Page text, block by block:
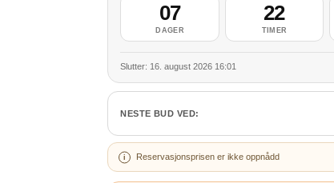
07
DAGER
22
TIMER
Slutter: 16. august 2026 16:01
NESTE BUD VED:
Reservasjonsprisen er ikke oppnådd